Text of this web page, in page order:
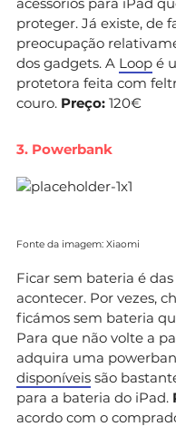
proteger. Já existe, de
preocupação
dos gadgets. A Loop é
protetora feita com
couro. Preço: 120€
3. Powerbank
Fonte da imagem: Xiaomi
Ficar sem bateria é
acontecer. Por vezes,
ficámos sem bateria
Para que não volte a
adquira uma
disponíveis são
para a bateria do iPad.
acordo com o